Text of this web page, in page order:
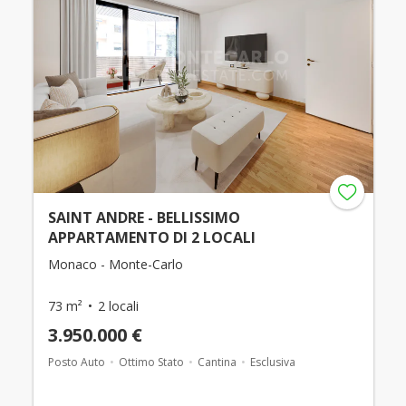
SAINT ANDRE - BELLISSIMO
APPARTAMENTO DI 2 LOCALI
Monaco - Monte-Carlo
73 m² 2 locali
3.950.000 €
Posto Auto Ottimo Stato Cantina Esclusiva